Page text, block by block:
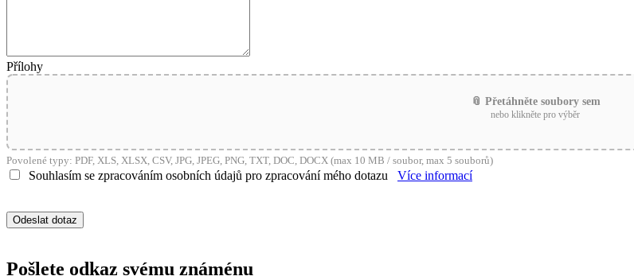
Přílohy
📎 Přetáhněte soubory sem
nebo klikněte pro výběr
Povolené typy: PDF, XLS, XLSX, CSV, JPG, JPEG, PNG, TXT, DOC, DOCX (max 10 MB / soubor, max 5 souborů)
Souhlasím se zpracováním osobních údajů pro zpracování mého dotazu Více informací
Pošlete odkaz svému známénu